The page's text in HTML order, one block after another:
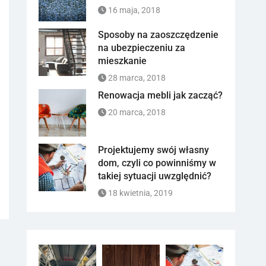
16 maja, 2018
Sposoby na zaoszczędzenie
na ubezpieczeniu za
mieszkanie
28 marca, 2018
Renowacja mebli jak zacząć?
20 marca, 2018
Projektujemy swój własny
dom, czyli co powinniśmy w
takiej sytuacji uwzględnić?
18 kwietnia, 2019